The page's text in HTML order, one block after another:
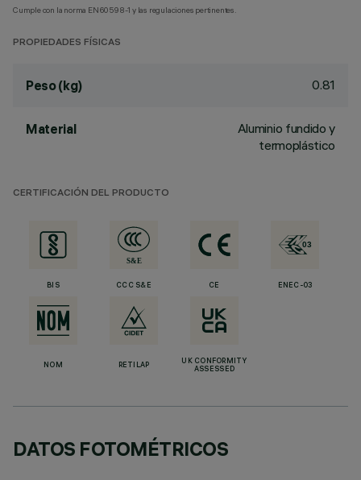
Cumple con la norma EN60598-1 y las regulaciones pertinentes.
PROPIEDADES FÍSICAS
Peso (kg) 0.81
Material
Aluminio fundido y
termoplástico
CERTIFICACIÓN DEL PRODUCTO
BIS CCC S&E CE ENEC-03
NOM RETILAP
UK CONFORMITY
ASSESSED
DATOS FOTOMÉTRICOS